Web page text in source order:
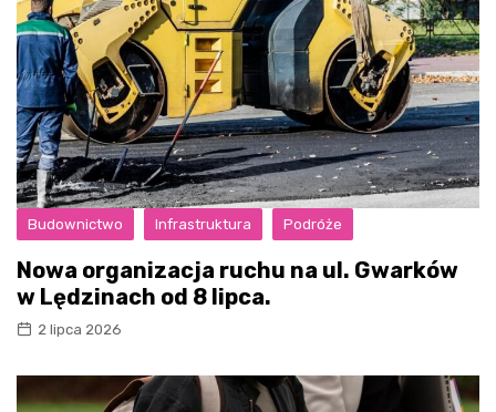
Budownictwo Infrastruktura Podróże
Nowa organizacja ruchu na ul. Gwarków
w Lędzinach od 8 lipca.
2 lipca 2026